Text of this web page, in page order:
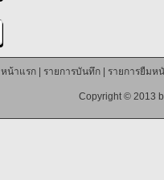
หน้าแรก| รายการบันทึก| รายการยืมห
Copyright © 2013